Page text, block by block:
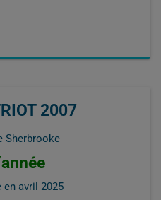
2007
Sherbrooke
en avril 2025